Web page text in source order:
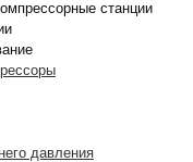
станции
давления